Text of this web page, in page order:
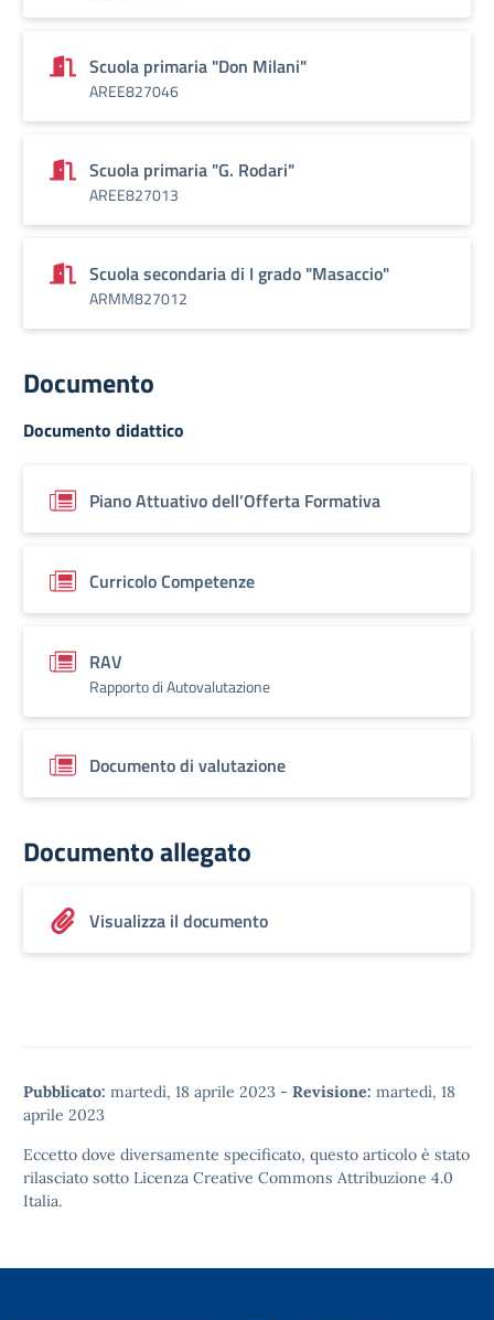
Scuola primaria "Don Milani"
AREE827046
Scuola primaria "G. Rodari"
AREE827013
Scuola secondaria di I grado "Masaccio"
ARMM827012
Documento
Documento didattico
Piano Attuativo dell’Offerta Formativa
Curricolo Competenze
RAV
Rapporto di Autovalutazione
Documento di valutazione
Documento allegato
Visualizza il documento
Pubblicato: martedì, 18 aprile 2023 - Revisione: martedì, 18
aprile 2023
Eccetto dove diversamente specificato, questo articolo è stato
rilasciato sotto Licenza Creative Commons Attribuzione 4.0
Italia.